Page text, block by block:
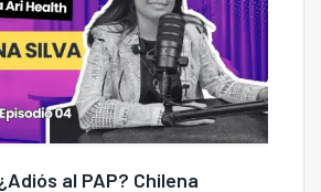
al PAP? Chilena